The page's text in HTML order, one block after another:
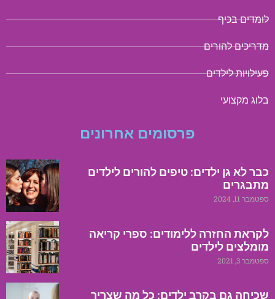
לומדים בכיף
מדריכים להורים
פעילויות לילדים
בלוג מקצועי
פרסומים אחרונים
כבר לא גן ילדים: טיפים להורים לילדים
מתבגרים
ספטמבר 11, 2024
לקראת החזרה ללימודים: ספרי קריאה
מומלצים לילדים
ספטמבר 3, 2021
שכיחה גם בקרב ילדים: כל מה שצריך